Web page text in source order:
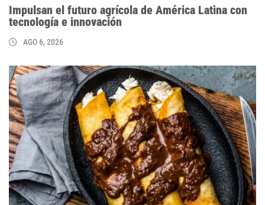
Impulsan el futuro agrícola de América Latina con
tecnología e innovación
AGO 6, 2026